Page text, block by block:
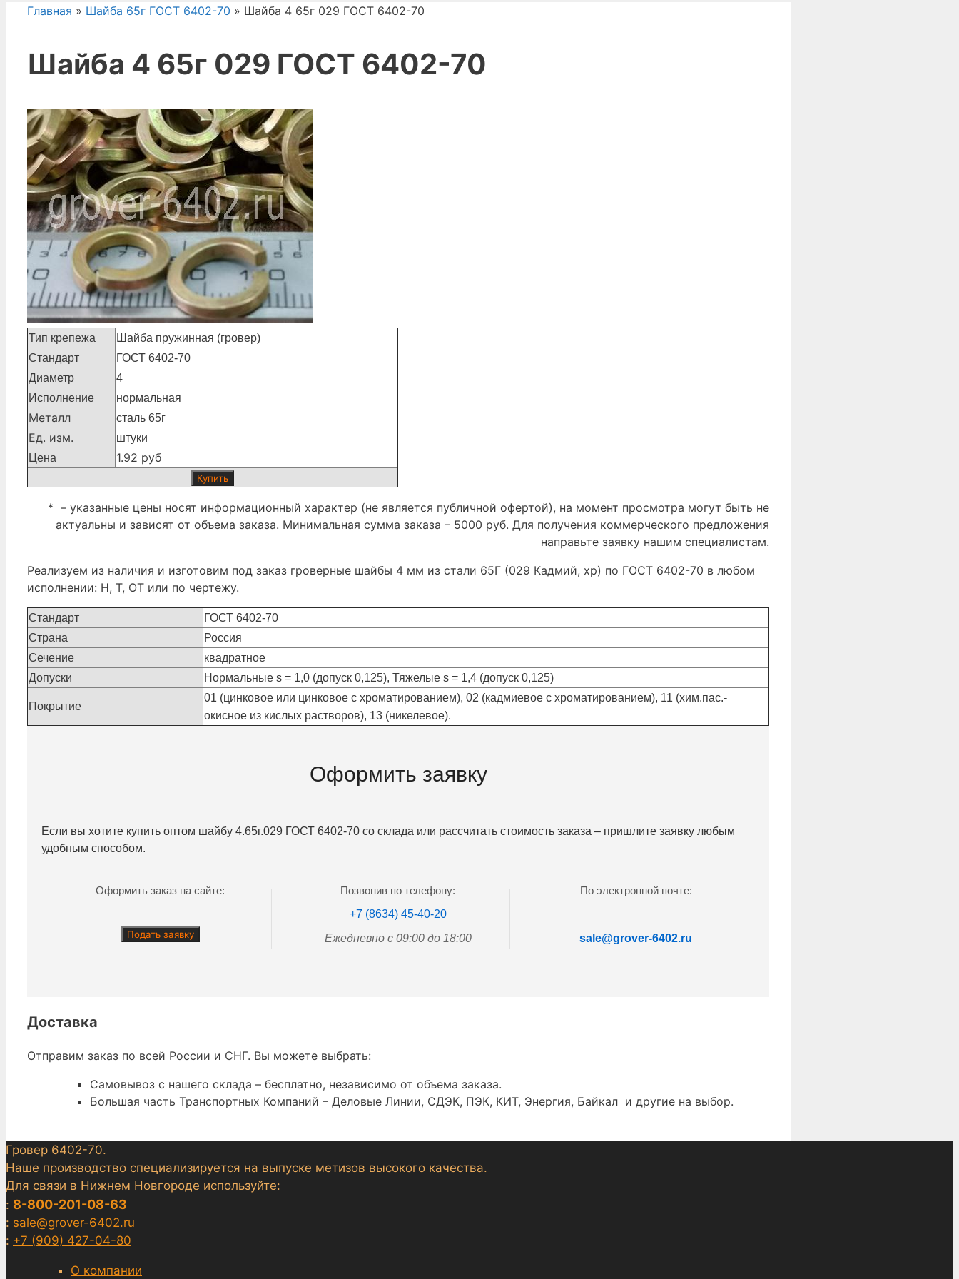
Главная » Шайба 65г ГОСТ 6402-70 » Шайба 4 65г 029 ГОСТ 6402-70
Шайба 4 65г 029 ГОСТ 6402-70
Тип крепежа
Шайба пружинная (гровер)
Стандарт
ГОСТ 6402-70
Диаметр
4
Исполнение
нормальная
Металл сталь 65г
Ед. изм.
штуки
Цена
1.92 руб
Купить
* – указанные цены носят информационный характер (не является публичной офертой), на момент просмотра могут быть не
актуальны и зависят от объема заказа. Минимальная сумма заказа – 5000 руб. Для получения коммерческого предложения
направьте заявку нашим специалистам.
Реализуем из наличия и изготовим под заказ гроверные шайбы 4 мм из стали 65Г (029 Кадмий, хр) по ГОСТ 6402-70 в любом
исполнении: Н, Т, ОТ или по чертежу.
Стандарт
ГОСТ 6402-70
Страна
Россия
Сечение
квадратное
Допуски
Нормальные s = 1,0 (допуск 0,125), Тяжелые s = 1,4 (допуск 0,125)
Покрытие
01 (цинковое или цинковое с хроматированием), 02 (кадмиевое с хроматированием), 11 (хим.пас.-
окисное из кислых растворов), 13 (никелевое).
Оформить заявку
Если вы хотите купить оптом шайбу 4.65г.029 ГОСТ 6402-70 со склада или рассчитать стоимость заказа – пришлите заявку любым
удобным способом.
Оформить заказ на сайте:
Подать заявку
Позвонив по телефону:
+7 (8634) 45-40-20
Ежедневно с 09:00 до 18:00
По электронной почте:
sale@grover-6402.ru
Доставка
Отправим заказ по всей России и СНГ. Вы можете выбрать:
Самовывоз с нашего склада – бесплатно, независимо от объема заказа.
Большая часть Транспортных Компаний – Деловые Линии, СДЭК, ПЭК, КИТ, Энергия, Байкал и другие на выбор.
Гровер 6402-70.
Наше производство специализируется на выпуске метизов высокого качества.
Для связи в Нижнем Новгороде используйте:
: 8-800-201-08-63
: sale@grover-6402.ru
: +7 (909) 427-04-80
О компании